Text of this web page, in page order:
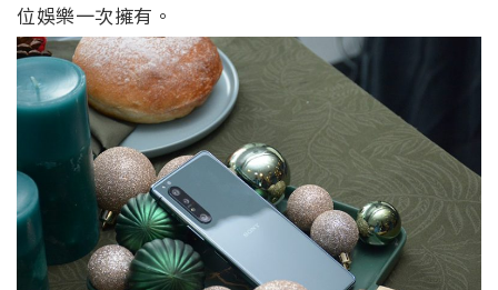
位娛樂一次擁有。